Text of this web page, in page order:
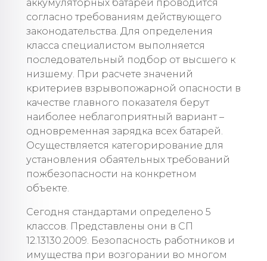
аккумуляторных батарей проводится
согласно требованиям действующего
законодательства. Для определения
класса специалистом выполняется
последовательный подбор от высшего к
низшему. При расчете значений
критериев взрывопожарной опасности в
качестве главного показателя берут
наиболее неблагоприятный вариант –
одновременная зарядка всех батарей.
Осуществляется категорирование для
установления обаятельных требований
пожбезопасности на конкретном
объекте.
Сегодня стандартами определено 5
классов. Представлены они в СП
12.13130.2009. Безопасность работников и
имущества при возгорании во многом